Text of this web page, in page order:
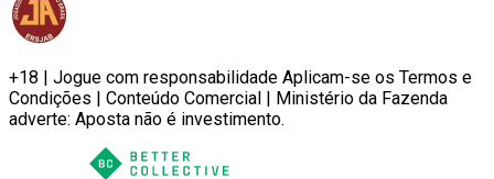
+18 | Jogue com responsabilidade Aplicam-se os Termos e
Condições | Conteúdo Comercial | Ministério da Fazenda
adverte: Aposta não é investimento.